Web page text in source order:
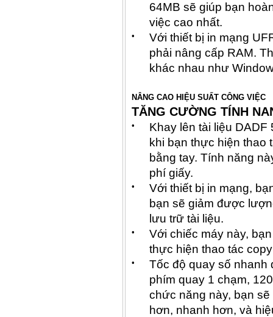
64MB sẽ giúp bạn
việc cao nhất.
•
Với thiết bị in mạng
phải nâng cấp RAM.
khác nhau như
NÂNG CAO HIỆU SUẤT CÔNG VIỆC
TĂNG CƯỜNG TÍNH
•
Khay lên tài liệu
khi bạn thực hiện thao
bằng tay. Tính năng
phí giấy.
•
Với thiết bị in mạng,
bạn sẽ giảm được
lưu trữ tài liệu.
•
Với chiếc máy này,
thực hiện thao tác
•
Tốc độ quay số nhanh
phím quay 1 chạm,
chức năng này, bạn
hơn, nhanh hơn, và